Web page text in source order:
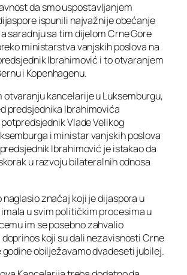
da smo uspostavljanjem
ispunili najvažnije obećanje
saradnju sa tim dijelom Crne Gore
ministarstva vanjskih poslova na
Ibrahimović i to otvaranjem
i Kopenhagenu.
otvaranju kancelarije u Luksemburgu,
predsjednika Ibrahimovića
Vlade Velikog
i ministar vanjskih poslova
Ibrahimović je istakao da
u razvoju bilateralnih odnosa
naglasio značaj koji je dijaspora u
u svim političkim procesima u
im se posebno zahvalio
koji su dali nezavisnosti Crne
godine obilježavamo dvadeseti jubilej.